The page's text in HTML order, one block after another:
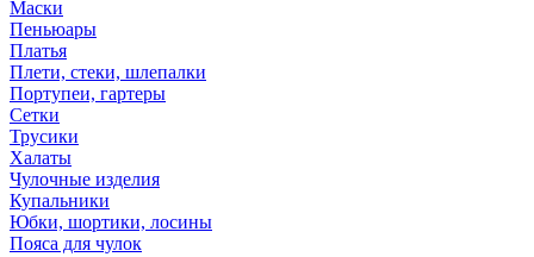
Маски
Пеньюары
Платья
Плети, стеки, шлепалки
Портупеи, гартеры
Сетки
Трусики
Халаты
Чулочные изделия
Купальники
Юбки, шортики, лосины
Пояса для чулок